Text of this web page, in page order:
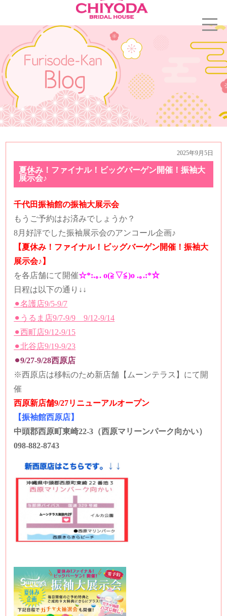
2025年9月5日
夏休み！ファイナル！ビッグバーゲン開催！振袖大
展示会♪
千代田振袖館の振袖大展示会
もうご予約はお済みでしょうか？
8月好評でした振袖展示会のアンコール企画♪
【夏休み！ファイナル！ビッグバーゲン開催！振袖大
展示会♪】
を各店舗にて開催☆*:.｡. o(≧▽≦)o .｡.:*☆
日程は以下の通り↓↓
⚫︎名護店9/5-9/7
⚫︎うるま店9/7-9/9 9/12-9/14
⚫︎西町店9/12-9/15
⚫︎北谷店9/19-9/23
⚫︎9/27-9/28西原店
※西原店は移転のため新店舗【ムーンテラス】にて開
催
西原新店舗9/27リニューアルオープン
【振袖館西原店】
中頭郡西原町東崎22-3（西原マリーンパーク向かい）
098-882-8743